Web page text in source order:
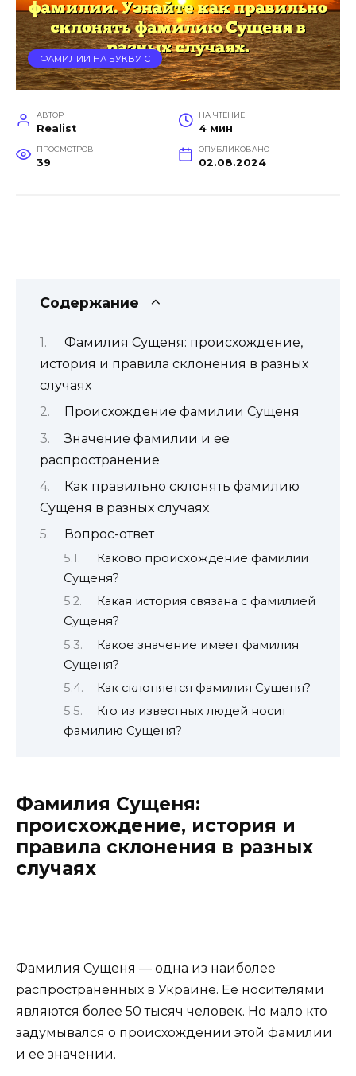
ФАМИЛИИ НА БУКВУ С
АВТОР
Realist
НА ЧТЕНИЕ
4 мин
ПРОСМОТРОВ
39
ОПУБЛИКОВАНО
02.08.2024
Содержание
Фамилия Сущеня: происхождение,
история и правила склонения в разных
случаях
Происхождение фамилии Сущеня
Значение фамилии и ее
распространение
Как правильно склонять фамилию
Сущеня в разных случаях
Вопрос-ответ
Каково происхождение фамилии
Сущеня?
Какая история связана с фамилией
Сущеня?
Какое значение имеет фамилия
Сущеня?
Как склоняется фамилия Сущеня?
Кто из известных людей носит
фамилию Сущеня?
Фамилия Сущеня:
происхождение, история и
правила склонения в разных
случаях
Фамилия Сущеня — одна из наиболее
распространенных в Украине. Ее носителями
являются более 50 тысяч человек. Но мало кто
задумывался о происхождении этой фамилии
и ее значении.